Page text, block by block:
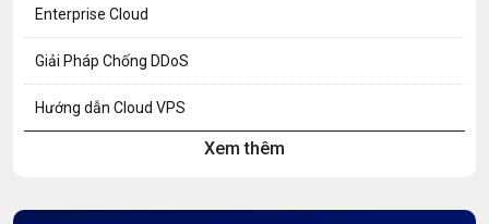
Enterprise Cloud
Giải Pháp Chống DDoS
Hướng dẫn Cloud VPS
Xem thêm